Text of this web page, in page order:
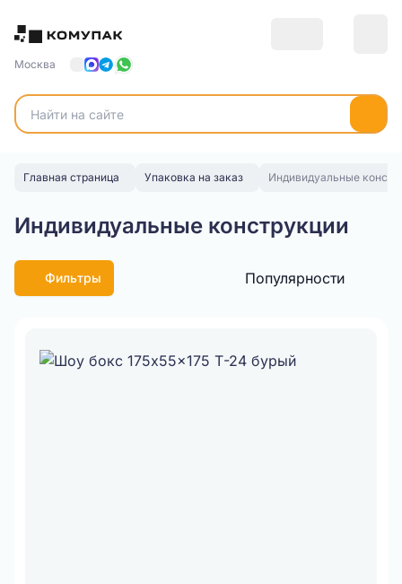
Москва
Главная страница Упаковка на заказ Индивидуальные
Индивидуальные конструкции
Фильтры Популярности